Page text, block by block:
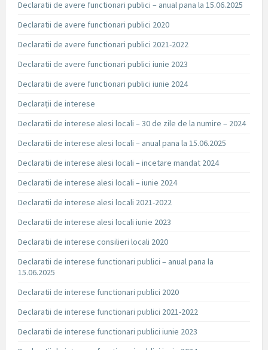
Declaratii de avere functionari publici – anual pana la 15.06.2025
Declaratii de avere functionari publici 2020
Declaratii de avere functionari publici 2021-2022
Declaratii de avere functionari publici iunie 2023
Declaratii de avere functionari publici iunie 2024
Declarații de interese
Declaratii de interese alesi locali – 30 de zile de la numire – 2024
Declaratii de interese alesi locali – anual pana la 15.06.2025
Declaratii de interese alesi locali – incetare mandat 2024
Declaratii de interese alesi locali – iunie 2024
Declaratii de interese alesi locali 2021-2022
Declaratii de interese alesi locali iunie 2023
Declaratii de interese consilieri locali 2020
Declaratii de interese functionari publici – anual pana la
15.06.2025
Declaratii de interese functionari publici 2020
Declaratii de interese functionari publici 2021-2022
Declaratii de interese functionari publici iunie 2023